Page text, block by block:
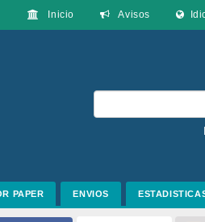
Inicio Avisos
PAPER ENVIOS